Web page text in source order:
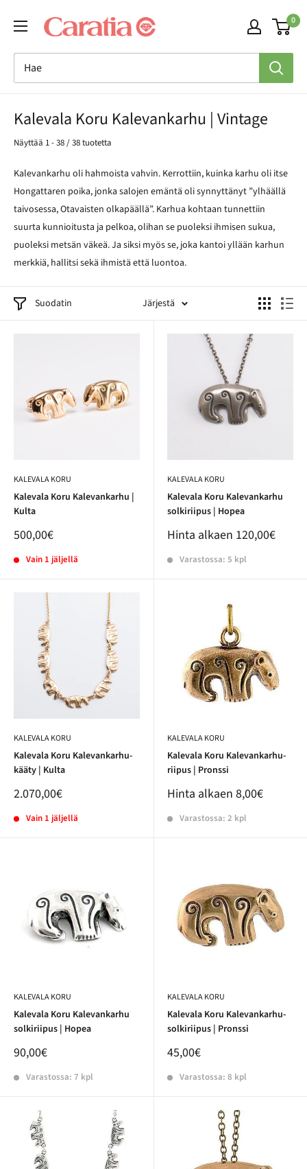
sisältöön
0
Kalevala Koru Kalevankarhu | Vintage
Näyttää 1 - 38 / 38 tuotetta
Kalevankarhu oli hahmoista vahvin. Kerrottiin, kuinka karhu oli itse
Hongattaren poika, jonka salojen emäntä oli synnyttänyt ”ylhäällä
taivosessa, Otavaisten olkapäällä”. Karhua kohtaan tunnettiin
suurta kunnioitusta ja pelkoa, olihan se puoleksi ihmisen sukua,
puoleksi metsän väkeä. Ja siksi myös se, joka kantoi yllään karhun
merkkiä, hallitsi sekä ihmistä että luontoa.
Suodatin Järjestä
KALEVALA KORU
Kalevala Koru Kalevankarhu |
Kulta
500,00€
Vain 1 jäljellä
KALEVALA KORU
Kalevala Koru Kalevankarhu
solkiriipus | Hopea
Hinta alkaen 120,00€
Varastossa: 5 kpl
KALEVALA KORU
Kalevala Koru Kalevankarhu-
kääty | Kulta
2.070,00€
Vain 1 jäljellä
KALEVALA KORU
Kalevala Koru Kalevankarhu-
riipus | Pronssi
Hinta alkaen 8,00€
Varastossa: 2 kpl
KALEVALA KORU
Kalevala Koru Kalevankarhu
solkiriipus | Hopea
90,00€
Varastossa: 7 kpl
KALEVALA KORU
Kalevala Koru Kalevankarhu-
solkiriipus | Pronssi
45,00€
Varastossa: 8 kpl